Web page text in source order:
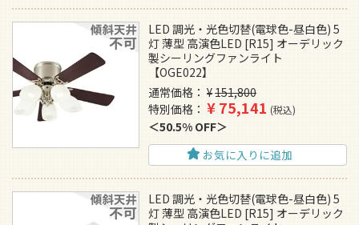
LED 調光・光色切替(電球色-昼白色) 5
灯 薄型 高演色LED [R15] オーデリック
製シーリングファンライト
【OGE022】
通常価格
¥151,800
特別価格
¥75,141 税込
50.5% OFF
お気に入りに追加
LED 調光・光色切替(電球色-昼白色) 5
灯 薄型 高演色LED [R15] オーデリック